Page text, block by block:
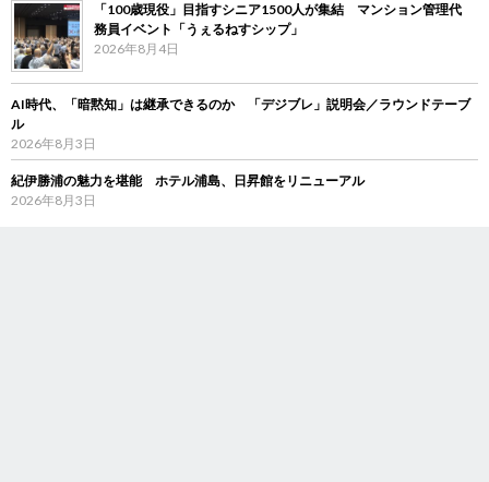
「100歳現役」目指すシニア1500人が集結 マンション管理代
務員イベント「うぇるねすシップ」
2026年8月4日
AI時代、「暗黙知」は継承できるのか 「デジブレ」説明会／ラウンドテーブ
ル
2026年8月3日
紀伊勝浦の魅力を堪能 ホテル浦島、日昇館をリニューアル
2026年8月3日